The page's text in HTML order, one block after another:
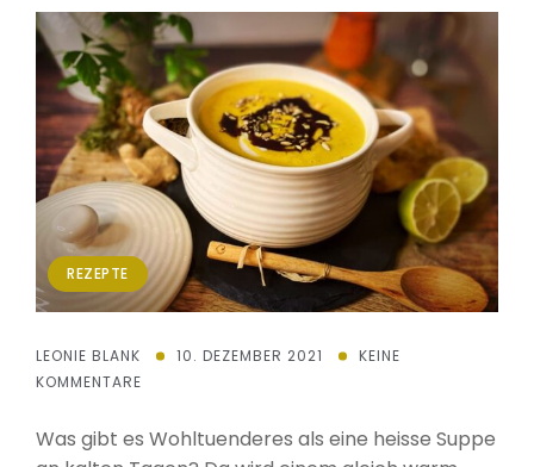
REZEPTE
LEONIE BLANK 10. DEZEMBER 2021
KEINE
KOMMENTARE
Was gibt es Wohltuenderes als eine heisse Suppe